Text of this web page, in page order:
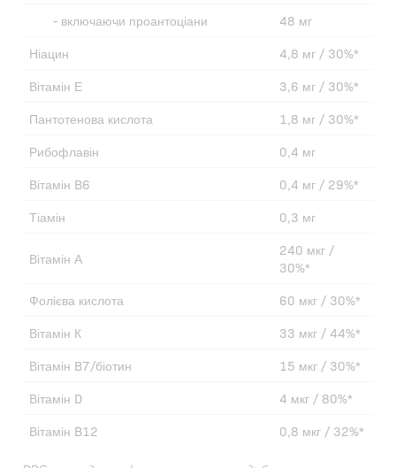
- включаючи проантоціани
48 мг
Ніацин
4,8 мг / 30%*
Вітамін Е
3,6 мг / 30%*
Пантотенова кислота
1,8 мг / 30%*
Рибофлавін
0,4 мг
Вітамін B6
0,4 мг / 29%*
Тіамін
0,3 мг
Вітамін А
240 мкг /
30%*
Фолієва кислота
60 мкг / 30%*
Вітамін К
33 мкг / 44%*
Вітамін B7/біотин
15 мкг / 30%*
Вітамін D
4 мкг / 80%*
Вітамін B12
0,8 мкг / 32%*